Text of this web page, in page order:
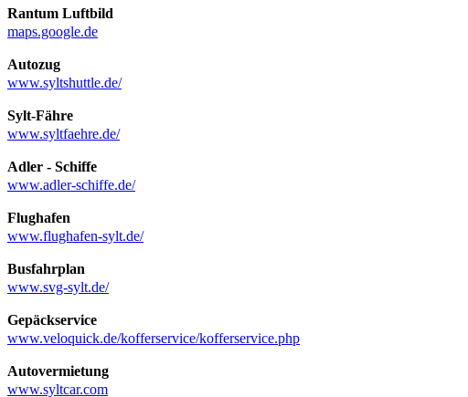
Rantum Luftbild
maps.google.de
Autozug
www.syltshuttle.de/
Sylt-Fähre
www.syltfaehre.de/
Adler - Schiffe
www.adler-schiffe.de/
Flughafen
www.flughafen-sylt.de/
Busfahrplan
www.svg-sylt.de/
Gepäckservice
www.veloquick.de/kofferservice/kofferservice.php
Autovermietung
www.syltcar.com